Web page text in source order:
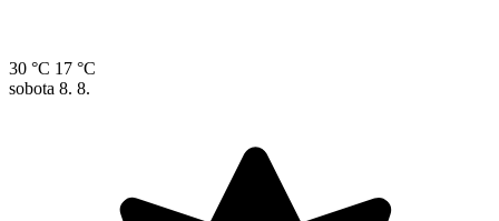
30 °C 17 °C
sobota 8. 8.